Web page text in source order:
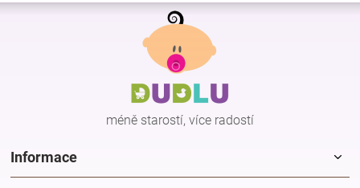
Z
méně starostí, více radostí
Informace